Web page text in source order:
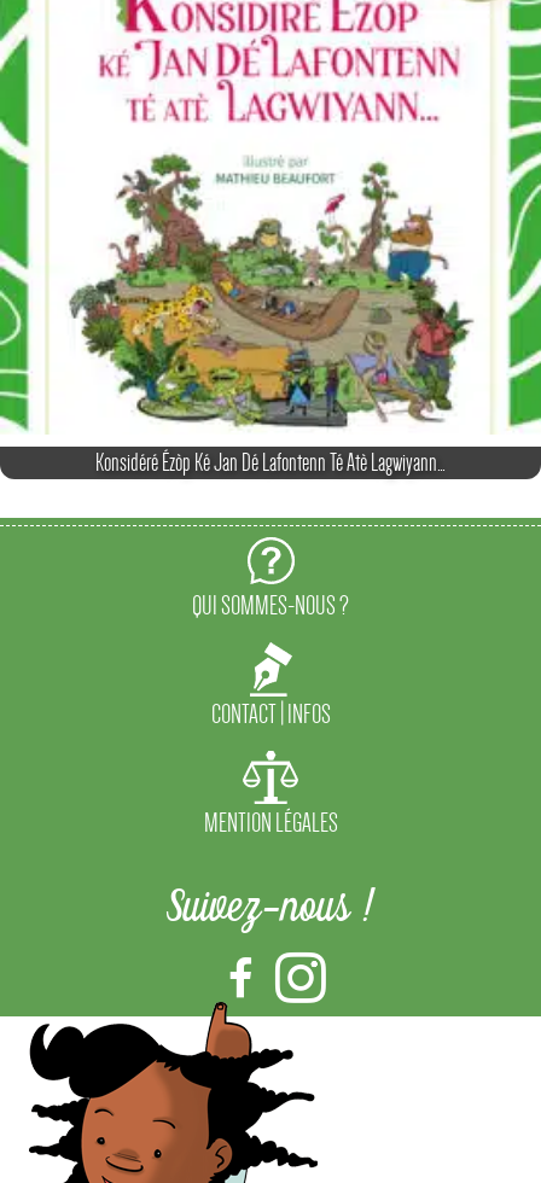
Konsidéré Ézòp Ké Jan Dé Lafontenn Té Atè Lagwiyann…
QUI SOMMES-NOUS ?
CONTACT | INFOS
MENTION LÉGALES
Suivez-nous !